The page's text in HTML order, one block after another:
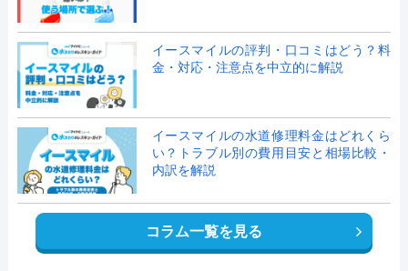
イースマイルの評判・口コミはどう？料
金・対応・注意点を中立的に解説
イースマイルの水道修理料金はどれくら
い？トラブル別の費用目安と相場比較・
内訳を解説
コラム一覧を見る